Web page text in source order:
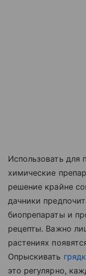
Использовать для
химические
решение крайне
дачники
биопрепараты и
рецепты. Важно
растениях
Опрыскивать
это регулярно,